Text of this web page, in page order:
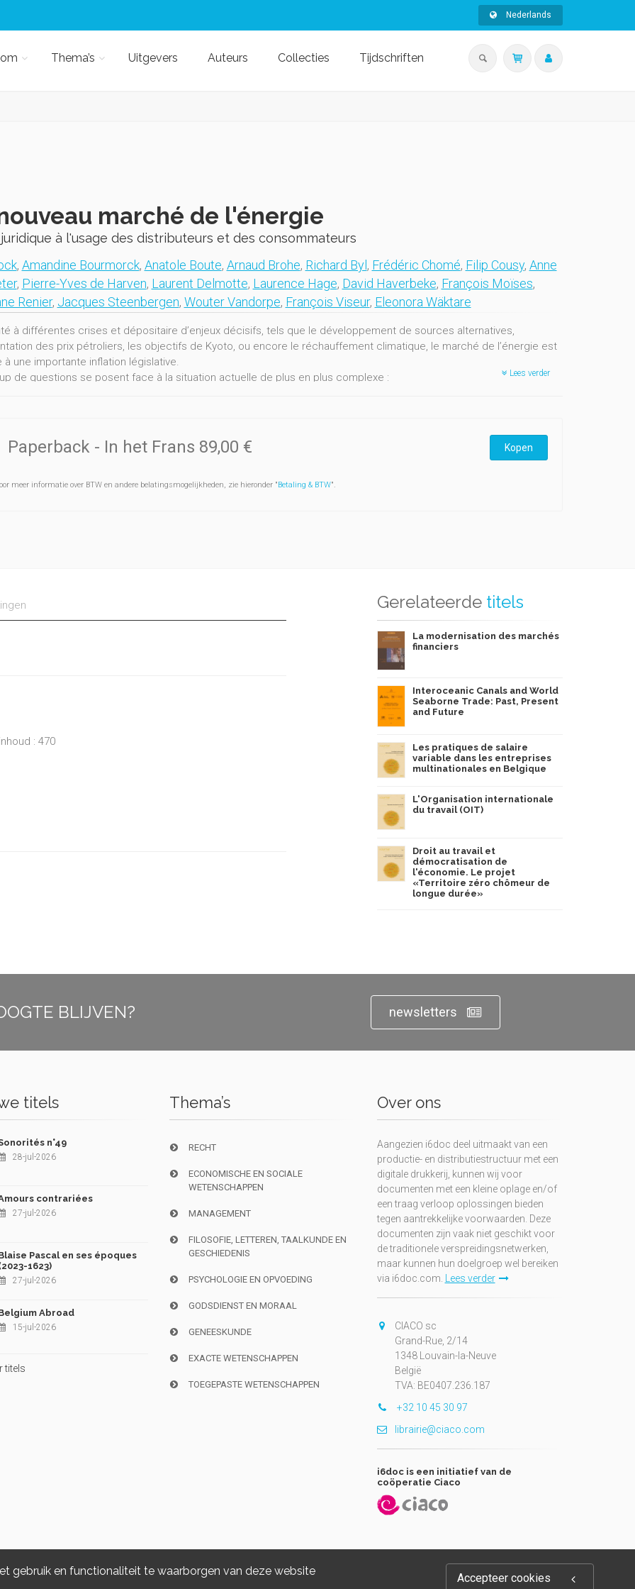
gebruik en functionaliteit te waarborgen van deze website
Accepteer cookies
Nederlands
Thema’s Uitgevers Auteurs Collecties Tijdschriften
marché de l'énergie
à l'usage des distributeurs et des consommateurs
, Amandine Bourmorck, Anatole Boute, Arnaud Brohe, Richard Byl , Frédéric Chomé, Filip Cousy, Anne
, Pierre-Yves de Harven, Laurent Delmotte, Laurence Hage, David Haverbeke, François Moïses,
Renier, Jacques Steenbergen, Wouter Vandorpe, François Viseur, Eleonora Wäktare
à différentes crises et dépositaire d’enjeux décisifs, tels que le développement de sources alternatives,
des prix pétroliers, les objectifs de Kyoto, ou encore le réchauffement climatique, le marché de l’énergie est
à une importante inflation législative.
de questions se posent face à la situation actuelle de plus en plus complexe :
sont réparties les compétences en la matière ?
sont les différents contrats utilisés par les professionnels en matière d’énergie ?
concilier le respect de l’environnement et une consommation raisonnée avec la croissance économique et la
Lees verder
Paperback - In het Frans 89,00 € Kopen
meer informatie over BTW en andere belatingsmogelijkheden, zie hieronder "Betaling & BTW".
: 470
Gerelateerde titels
La modernisation des marchés
financiers
Interoceanic Canals and World
Seaborne Trade: Past, Present
and Future
Les pratiques de salaire
variable dans les entreprises
multinationales en Belgique
L'Organisation internationale
du travail (OIT)
Droit au travail et
démocratisation de
l'économie. Le projet
«Territoire zéro chômeur de
longue durée»
BLIJVEN? newsletters
titels
n°49
28-jul-2026
contrariées
27-jul-2026
Pascal en ses époques
1623)
27-jul-2026
Abroad
15-jul-2026
titels
Thema’s
RECHT
ECONOMISCHE EN SOCIALE
WETENSCHAPPEN
MANAGEMENT
FILOSOFIE, LETTEREN, TAALKUNDE EN
GESCHIEDENIS
PSYCHOLOGIE EN OPVOEDING
GODSDIENST EN MORAAL
GENEESKUNDE
EXACTE WETENSCHAPPEN
TOEGEPASTE WETENSCHAPPEN
Over ons
Aangezien i6doc deel uitmaakt van een
productie- en distributiestructuur met een
digitale drukkerij, kunnen wij voor
documenten met een kleine oplage en/of
een traag verloop oplossingen bieden
tegen aantrekkelijke voorwaarden. Deze
documenten zijn vaak niet geschikt voor
de traditionele verspreidingsnetwerken,
maar kunnen hun doelgroep wel bereiken
via i6doc.com. Lees verder
CIACO sc
Grand-Rue, 2/14
1348 Louvain-la-Neuve
België
TVA: BE0407.236.187
+32 10 45 30 97
librairie@ciaco.com
i6doc is een initiatief van de
coöperatie Ciaco